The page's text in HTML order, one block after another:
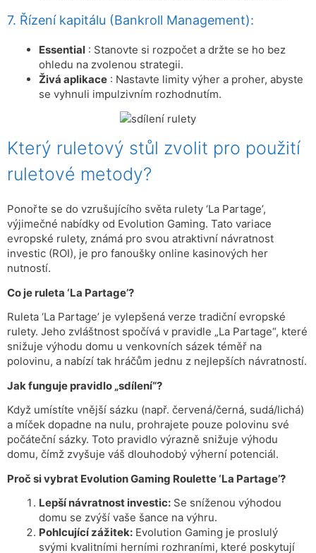
7. Řízení kapitálu (Bankroll Management):
Essential : Stanovte si rozpočet a držte se ho bez
ohledu na zvolenou strategii.
Živá aplikace : Nastavte limity výher a proher, abyste
se vyhnuli impulzivním rozhodnutím.
Který ruletový stůl zvolit pro použití
ruletové metody?
Ponořte se do vzrušujícího světa rulety ‘La Partage’,
výjimečné nabídky od Evolution Gaming. Tato variace
evropské rulety, známá pro svou atraktivní návratnost
investic (ROI), je pro fanoušky online kasinových her
nutností.
Co je ruleta ‘La Partage’?
Ruleta ‘La Partage’ je vylepšená verze tradiční evropské
rulety. Jeho zvláštnost spočívá v pravidle „La Partage“, které
snižuje výhodu domu u venkovních sázek téměř na
polovinu, a nabízí tak hráčům jednu z nejlepších návratností.
Jak funguje pravidlo „sdílení“?
Když umístíte vnější sázku (např. červená/černá, sudá/lichá)
a míček dopadne na nulu, prohrajete pouze polovinu své
počáteční sázky. Toto pravidlo výrazně snižuje výhodu
domu, čímž zvyšuje váš dlouhodobý výherní potenciál.
Proč si vybrat Evolution Gaming Roulette ‘La Partage’?
Lepší návratnost investic: Se sníženou výhodou
domu se zvýší vaše šance na výhru.
Pohlcující zážitek: Evolution Gaming je proslulý
svými kvalitními herními rozhraními, které poskytují